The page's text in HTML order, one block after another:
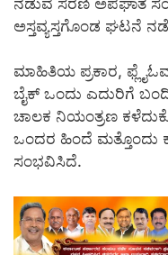
ಅಸ್ತವ್ಯಸ್ತಗೊಂಡ ಘಟನೆ
ಮಾಹಿತಿಯ ಪ್ರಕಾರ,
ಬೈಕ್ ಒಂದು ಎದುರಿಗೆ
ಚಾಲಕ ನಿಯಂತ್ರಣ
ಒಂದರ ಹಿಂದೆ ಮತ್ತೊಂದು
ಸಂಭವಿಸಿದೆ.